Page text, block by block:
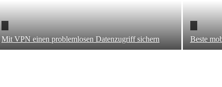
Mit VPN einen problemlosen Datenzugriff sichern Beste